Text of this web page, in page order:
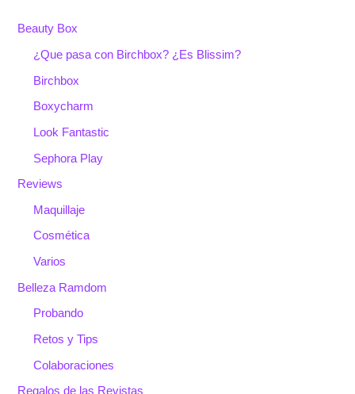
Beauty Box
¿Que pasa con Birchbox? ¿Es Blissim?
Birchbox
Boxycharm
Look Fantastic
Sephora Play
Reviews
Maquillaje
Cosmética
Varios
Belleza Ramdom
Probando
Retos y Tips
Colaboraciones
Regalos de las Revistas